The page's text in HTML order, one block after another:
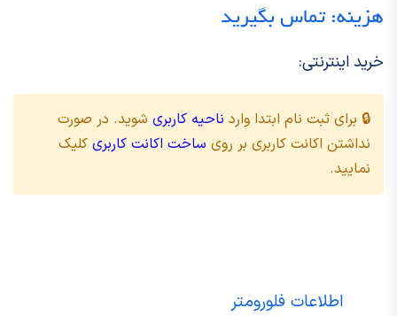
هزینه: تماس بگیرید
خرید اینترنتی:
🔒 برای ثبت نام ابتدا وارد ناحیه کاربری شوید. در صورت
نداشتن اکانت کاربری بر روی ساخت اکانت کاربری کلیک
نمایید.
اطلاعات فلورومتر